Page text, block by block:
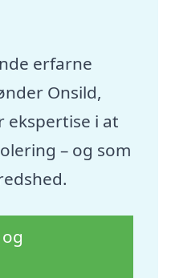
erfarne
Onsild,
ekspertise i at
– og som